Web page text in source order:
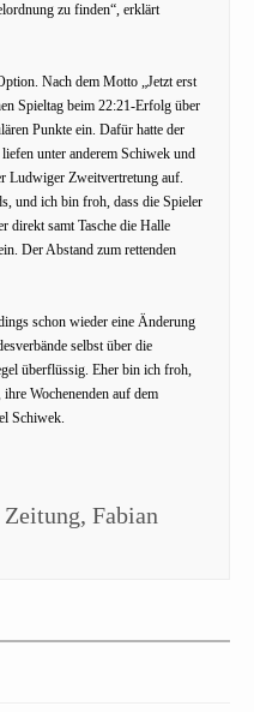
zu finden“, erklärt
Nach dem Motto „Jetzt erst
Spieltag beim 22:21-Erfolg über
Punkte ein. Dafür hatte der
unter anderem Schiwek und
Ludwiger Zweitvertretung auf.
und ich bin froh, dass die Spieler
direkt samt Tasche die Halle
Der Abstand zum rettenden
schon wieder eine Änderung
selbst über die
überflüssig. Eher bin ich froh,
Wochenenden auf dem
Schiwek.
Fabian